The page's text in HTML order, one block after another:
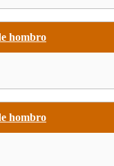
hombro
hombro